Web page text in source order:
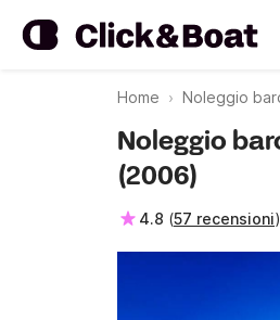
Home Noleggio
Noleggio
(2006)
4.8 (57 recensioni)